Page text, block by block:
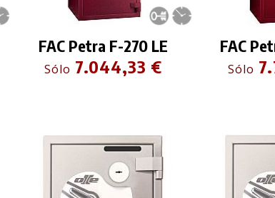
FAC Petra F-270 LE
Sólo 7.044,33 €
FAC
Sólo